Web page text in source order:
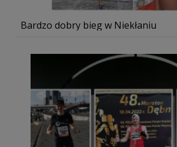
Bardzo dobry bieg w Niekłaniu